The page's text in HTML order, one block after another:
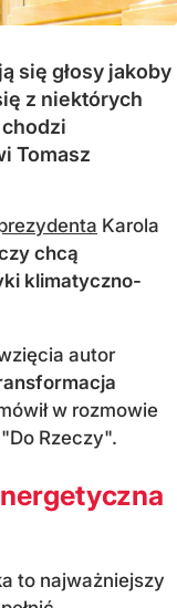
się głosy jakoby
z niektórych
Tomasz
Karola
chcą
klimatyczno-
autor
w rozmowie
Rzeczy".
to najważniejszy